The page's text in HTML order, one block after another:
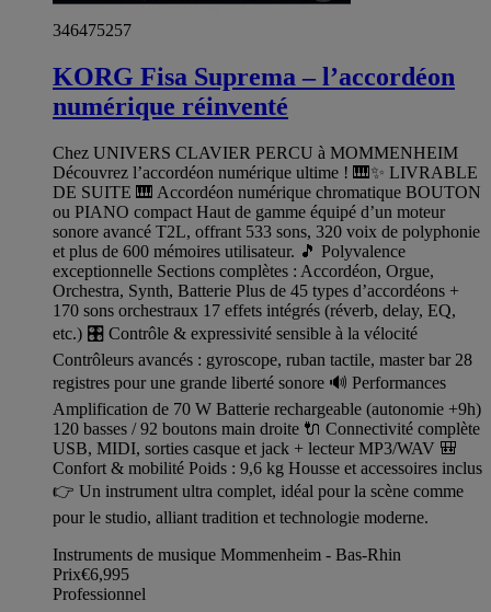
346475257
KORG Fisa Suprema – l’accordéon
numérique réinventé
Chez UNIVERS CLAVIER PERCU à MOMMENHEIM
Découvrez l’accordéon numérique ultime ! 🎹✨ LIVRABLE
DE SUITE 🎹 Accordéon numérique chromatique BOUTON
ou PIANO compact Haut de gamme équipé d’un moteur
sonore avancé T2L, offrant 533 sons, 320 voix de polyphonie
et plus de 600 mémoires utilisateur. 🎵 Polyvalence
exceptionnelle Sections complètes : Accordéon, Orgue,
Orchestra, Synth, Batterie Plus de 45 types d’accordéons +
170 sons orchestraux 17 effets intégrés (réverb, delay, EQ,
etc.) 🎛️ Contrôle & expressivité sensible à la vélocité
Contrôleurs avancés : gyroscope, ruban tactile, master bar 28
registres pour une grande liberté sonore 🔊 Performances
Amplification de 70 W Batterie rechargeable (autonomie +9h)
120 basses / 92 boutons main droite 🔌 Connectivité complète
USB, MIDI, sorties casque et jack + lecteur MP3/WAV 🎒
Confort & mobilité Poids : 9,6 kg Housse et accessoires inclus
👉 Un instrument ultra complet, idéal pour la scène comme
pour le studio, alliant tradition et technologie moderne.
Instruments de musique Mommenheim - Bas-Rhin
Prix€6,995
Professionnel